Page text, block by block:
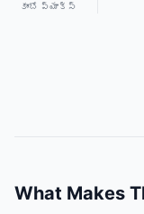
కాంబో ప్యాక్స్
What Makes